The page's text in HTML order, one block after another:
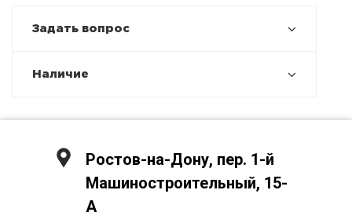
Задать вопрос
Наличие
Ростов-на-Дону, пер. 1-й
Машиностроительный, 15-
А